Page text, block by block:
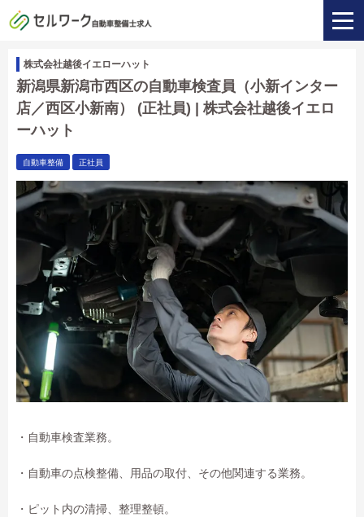
株式会社越後イエローハット
新潟県新潟市西区の自動車検査員（小新インター
店／西区小新南） (正社員) | 株式会社越後イエロ
ーハット
自動車整備 正社員
・自動車検査業務。
・自動車の点検整備、用品の取付、その他関連する業務。
・ピット内の清掃、整理整頓。